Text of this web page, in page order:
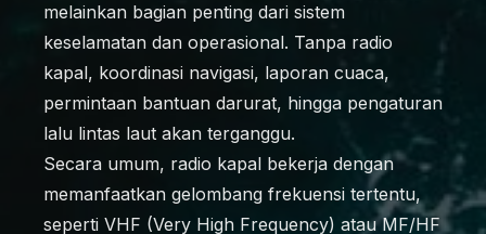
melainkan bagian penting dari sistem
keselamatan dan operasional. Tanpa radio
kapal, koordinasi navigasi, laporan cuaca,
permintaan bantuan darurat, hingga pengaturan
lalu lintas laut akan terganggu.
Secara umum, radio kapal bekerja dengan
memanfaatkan gelombang frekuensi tertentu,
seperti VHF (Very High Frequency) atau MF/HF